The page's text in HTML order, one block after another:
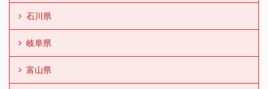
石川県
岐阜県
富山県